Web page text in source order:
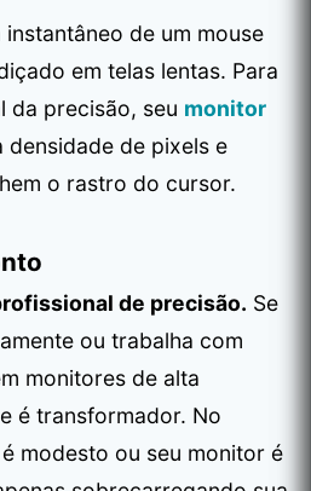
de um mouse
em telas lentas. Para
da precisão, seu monitor
densidade de pixels e
o rastro do cursor.
de precisão. Se
ou trabalha com
monitores de alta
é transformador. No
modesto ou seu monitor é